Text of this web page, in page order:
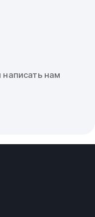
нам